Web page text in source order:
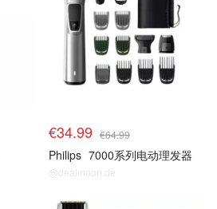
€34.99 €64.99
Philips 7000系列电动理发器
@dealmoon.de